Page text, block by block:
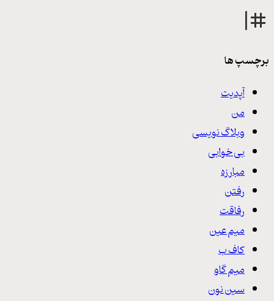
برچسپ ها
آپدیت
من
وبلاگ نویسی
بی خوابی
مبارزه
رفتن
رفاقت
میم عین
کاف ب
میم گاو
سین نون